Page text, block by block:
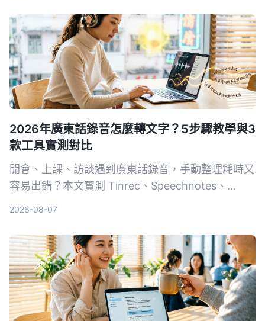
2026年廣東話錄音怎麼轉文字？5步驟教學與3
款工具實測對比
開會、上課、訪談遇到廣東話錄音，手動整理耗時又
容易出錯？本文實測 Tinrec、Speechnotes、
適合的解決方案。
2026-08-07